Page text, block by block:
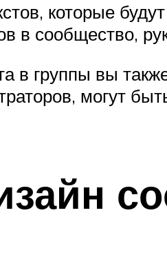
которые
в сообщество,
в группы вы
могут